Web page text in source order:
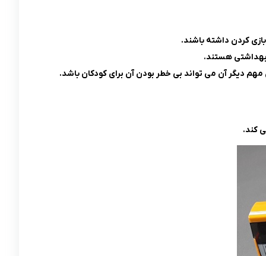
کردن داشته باشند.
هستند.
مهم دیگر آن می تواند بی خطر بودن آن برای کودکان باشد.
کند.